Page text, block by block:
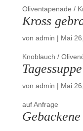
Oliventapenade /
Kross
von admin | Mai
Knoblauch /
Tagessuppe
von admin | Mai
auf Anfrage